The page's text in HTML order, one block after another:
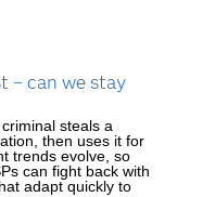
– can we stay
steals a
then uses it for
trends evolve, so
can fight back with
adapt quickly to